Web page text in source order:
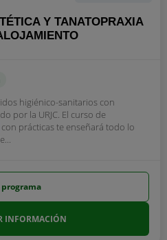
Y TANATOPRAXIA
higiénico-sanitarios con
por la URJC. El curso de
con prácticas te enseñará todo lo
programa
INFORMACIÓN